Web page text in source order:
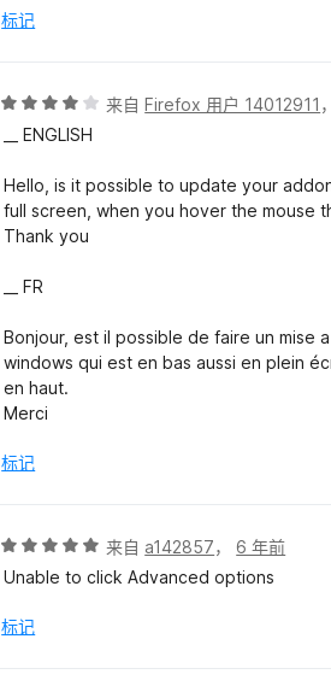
5
标记
评
/
5
来自Firefox 用户 14012911 ，
__ ENGLISH
Hello, is it possible to update your
full screen, when you hover the mouse
Thank you
__ FR
Bonjour, est il possible de faire un
windows qui est en bas aussi en plein
en haut.
Merci
标记
评
分
/
来自 a142857， 6 年前
Unable to click Advanced options
标记